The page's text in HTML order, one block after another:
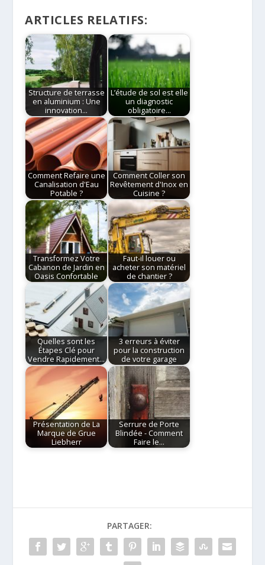
ARTICLES RELATIFS:
Structure de terrasse
en aluminium : Une
innovation…
L’étude de sol est elle
un diagnostic
obligatoire…
Comment Refaire une
Canalisation d'Eau
Potable ?
Comment Coller son
Revêtement d'Inox en
Cuisine ?
Transformez Votre
Cabanon de Jardin en
Oasis Confortable
Faut-il louer ou
acheter son matériel
de chantier ?
Quelles sont les
Étapes Clé pour
Vendre Rapidement…
3 erreurs à éviter
pour la construction
de votre garage
Présentation de La
Marque de Grue
Liebherr
Serrure de Porte
Blindée - Comment
Faire le…
PARTAGER: